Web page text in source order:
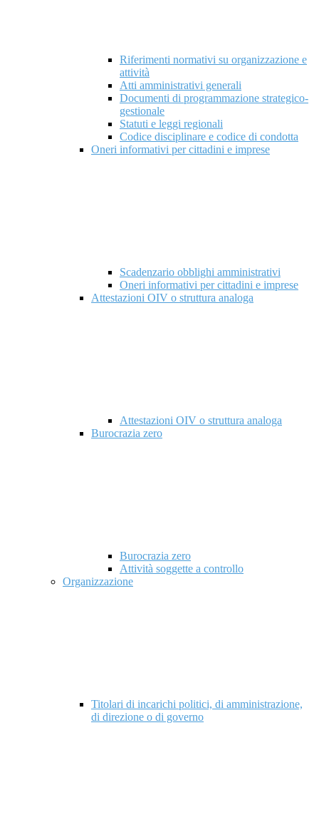
Riferimenti normativi su organizzazione e
attività
Atti amministrativi generali
Documenti di programmazione strategico-
gestionale
Statuti e leggi regionali
Codice disciplinare e codice di condotta
Oneri informativi per cittadini e imprese
Scadenzario obblighi amministrativi
Oneri informativi per cittadini e imprese
Attestazioni OIV o struttura analoga
Attestazioni OIV o struttura analoga
Burocrazia zero
Burocrazia zero
Attività soggette a controllo
Organizzazione
Titolari di incarichi politici, di amministrazione,
di direzione o di governo